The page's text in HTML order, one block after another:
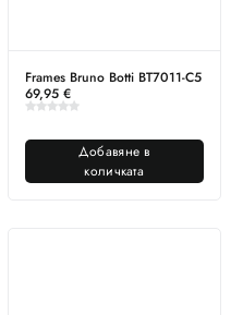
Frames Bruno Botti BT7011-C5
69,95 €
Добавяне в
количката